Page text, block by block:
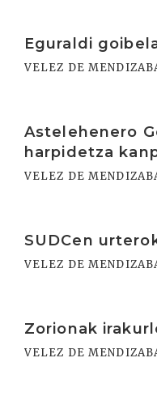
Eguraldi
VELEZ DE
Astelehenero
harpidetza
VELEZ DE
SUDCen
VELEZ DE
Zorionak
VELEZ DE